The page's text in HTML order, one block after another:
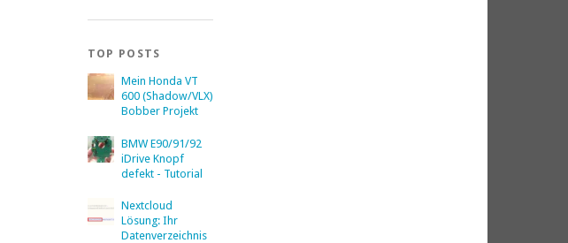
TOP POSTS
Mein Honda VT
600 (Shadow/VLX)
Bobber Projekt
BMW E90/91/92
iDrive Knopf
defekt - Tutorial
Nextcloud
Lösung: Ihr
Datenverzeichnis